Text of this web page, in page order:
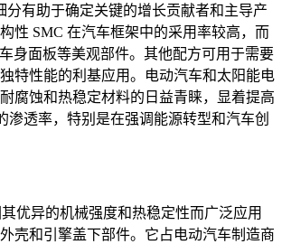
分有助于确定关键的增长贡献者和主导产
性 SMC 在汽车框架中的采用率较高，而
身面板等美观部件。其他配方可用于需要
特性能的利基应用。电动汽车和太阳能电
腐蚀和热稳定材料的日益青睐，显着提高
渗透率，特别是在强调能源转型和汽车创
优异的机械强度和热稳定性而广泛应用
壳和引擎盖下部件。它占电动汽车制造商